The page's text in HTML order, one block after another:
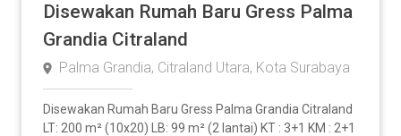
Disewakan Rumah Baru Gress Palma
Grandia Citraland
Palma Grandia, Citraland Utara, Kota Surabaya
Disewakan Rumah Baru Gress Palma Grandia Citraland
LT: 200 m² (10x20) LB: 99 m² (2 lantai) KT : 3+1 KM : 2+1